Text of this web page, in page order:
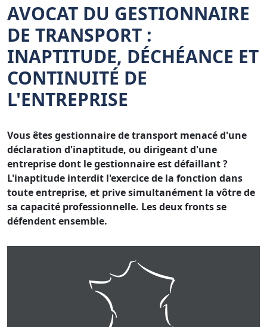
AVOCAT DU GESTIONNAIRE
DE TRANSPORT :
INAPTITUDE, DÉCHÉANCE ET
CONTINUITÉ DE
L'ENTREPRISE
Vous êtes gestionnaire de transport menacé d'une
déclaration d'inaptitude, ou dirigeant d'une
entreprise dont le gestionnaire est défaillant ?
L'inaptitude interdit l'exercice de la fonction dans
toute entreprise, et prive simultanément la vôtre de
sa capacité professionnelle. Les deux fronts se
défendent ensemble.